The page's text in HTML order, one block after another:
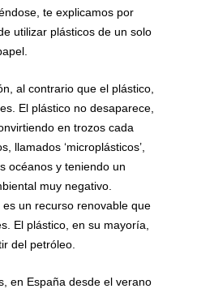
te explicamos por
utilizar plásticos de un solo
al contrario que el plástico,
El plástico no desaparece,
en trozos cada
llamados ‘microplásticos’,
océanos y teniendo un
muy negativo.
un recurso renovable que
El plástico, en su mayoría,
del petróleo.
en España desde el verano